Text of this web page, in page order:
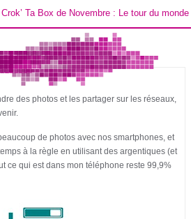
: Le tour du monde des douceurs ! ..
des photos et les partager sur les réseaux,
de photos avec nos smartphones, et
à la règle en utilisant des argentiques (et
ce qui est dans mon téléphone reste 99,9%